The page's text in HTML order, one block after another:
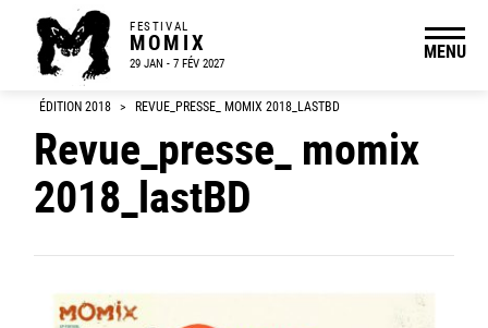
FESTIVAL
MOMIX
29 JAN - 7 FÉV 2027
MENU
ÉDITION 2018 > REVUE_PRESSE_ MOMIX 2018_LASTBD
Revue_presse_ momix
2018_lastBD